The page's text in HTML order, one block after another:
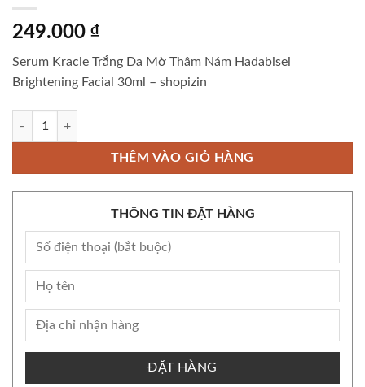
249.000 ₫
Serum Kracie Trắng Da Mờ Thâm Nám Hadabisei
Brightening Facial 30ml – shopizin
Còn kho Bộ Serum Kracie Trắng Da Mờ Thâm Nám Hadabisei
THÊM VÀO GIỎ HÀNG
THÔNG TIN ĐẶT HÀNG
ĐẶT HÀNG